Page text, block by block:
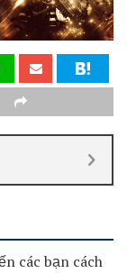
các bạn cách